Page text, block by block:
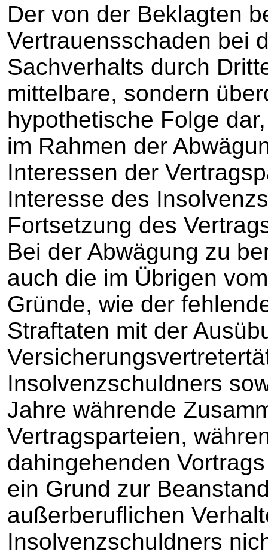
Der von der Beklagten
Vertrauensschaden bei
Sachverhalts durch
mittelbare, sondern
hypothetische Folge
im Rahmen der
Interessen der
Interesse des
Fortsetzung des
Bei der Abwägung zu
auch die im Übrigen
Gründe, wie der
Straftaten mit der
Insolvenzschuldners
Jahre währende
Vertragsparteien,
dahingehenden
ein Grund zur
außerberuflichen
Insolvenzschuldners